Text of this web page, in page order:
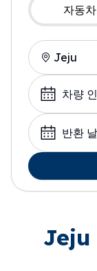
자동
픽업 장소
날짜 선택
반환
Jeju